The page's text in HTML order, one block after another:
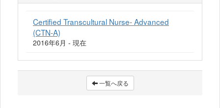
Certified Transcultural Nurse- Advanced
(CTN-A)
2016年6月 - 現在
一覧へ戻る